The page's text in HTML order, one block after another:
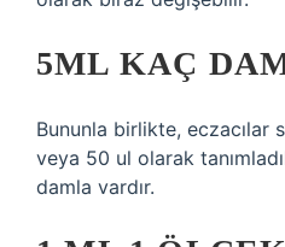
5ML KAÇ
Bununla birlikte, eczacılar
veya 50 ul olarak
damla vardır.